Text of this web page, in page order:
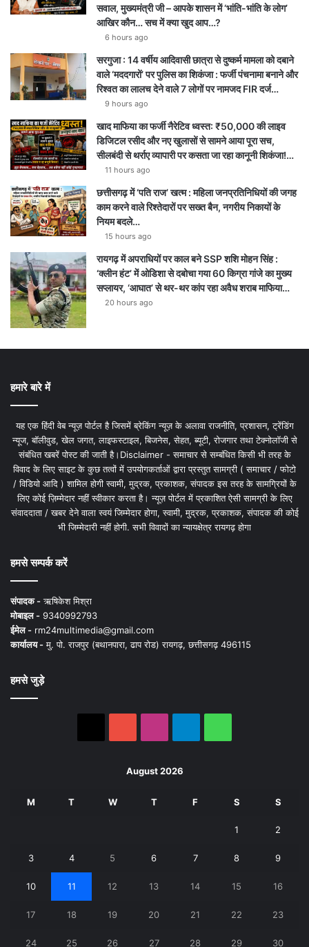
सवाल, मुख्यमंत्री जी – आपके शासन में ‘भांति-भांति के लोग’
आखिर कौन… सच में क्या खुद आप…?
6 hours ago
सरगुजा : 14 वर्षीय आदिवासी छात्रा से दुष्कर्म मामला को दबाने
वाले ‘मददगारों’ पर पुलिस का शिकंजा : फर्जी पंचनामा बनाने और
रिश्वत का लालच देने वाले 7 लोगों पर नामजद FIR दर्ज…
9 hours ago
खाद माफिया का फर्जी नैरेटिव ध्वस्त: ₹50,000 की लाइव
डिजिटल रसीद और नए खुलासों से सामने आया पूरा सच,
सीलबंदी से थर्राए व्यापारी पर कसता जा रहा कानूनी शिकंजा!…
11 hours ago
छत्तीसगढ़ में ‘पति राज’ खत्म : महिला जनप्रतिनिधियों की जगह
काम करने वाले रिश्तेदारों पर सख्त बैन, नगरीय निकायों के
नियम बदले…
15 hours ago
रायगढ़ में अपराधियों पर काल बने SSP शशि मोहन सिंह :
‘क्लीन हंट’ में ओडिशा से दबोचा गया 60 किग्रा गांजे का मुख्य
सप्लायर, ‘आघात’ से थर-थर कांप रहा अवैध शराब माफिया…
20 hours ago
हमारे बारे में
यह एक हिंदी वेब न्यूज़ पोर्टल है जिसमें ब्रेकिंग न्यूज़ के अलावा राजनीति, प्रशासन, ट्रेंडिंग
न्यूज, बॉलीवुड, खेल जगत, लाइफस्टाइल, बिजनेस, सेहत, ब्यूटी, रोजगार तथा टेक्नोलॉजी से
संबंधित खबरें पोस्ट की जाती है।Disclaimer - समाचार से सम्बंधित किसी भी तरह के
विवाद के लिए साइट के कुछ तत्वों में उपयोगकर्ताओं द्वारा प्रस्तुत सामग्री ( समाचार / फोटो
/ विडियो आदि ) शामिल होगी स्वामी, मुद्रक, प्रकाशक, संपादक इस तरह के सामग्रियों के
लिए कोई ज़िम्मेदार नहीं स्वीकार करता है। न्यूज़ पोर्टल में प्रकाशित ऐसी सामग्री के लिए
संवाददाता / खबर देने वाला स्वयं जिम्मेदार होगा, स्वामी, मुद्रक, प्रकाशक, संपादक की कोई
भी जिम्मेदारी नहीं होगी. सभी विवादों का न्यायक्षेत्र रायगढ़ होगा
हमसे सम्पर्क करें
संपादक -ऋषिकेश मिश्रा
मोबाइल - 9340992793
ईमेल - rm24multimedia@gmail.com
कार्यालय -मु. पो. राजपुर (बथानपारा, ढाप रोड) रायगढ़, छत्तीसगढ़ 496115
हमसे जुड़े
August 2026
M T W T F S S
1 2
3 4 5 6 7 8 9
10 11 12 13 14 15 16
17 18 19 20 21 22 23
24 25 26 27 28 29 30